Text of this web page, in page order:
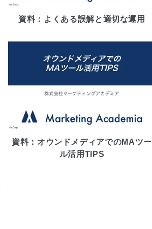
資料：よくある誤解と適切な運用
資料：オウンドメディアでのMAツー
ル活用TIPS